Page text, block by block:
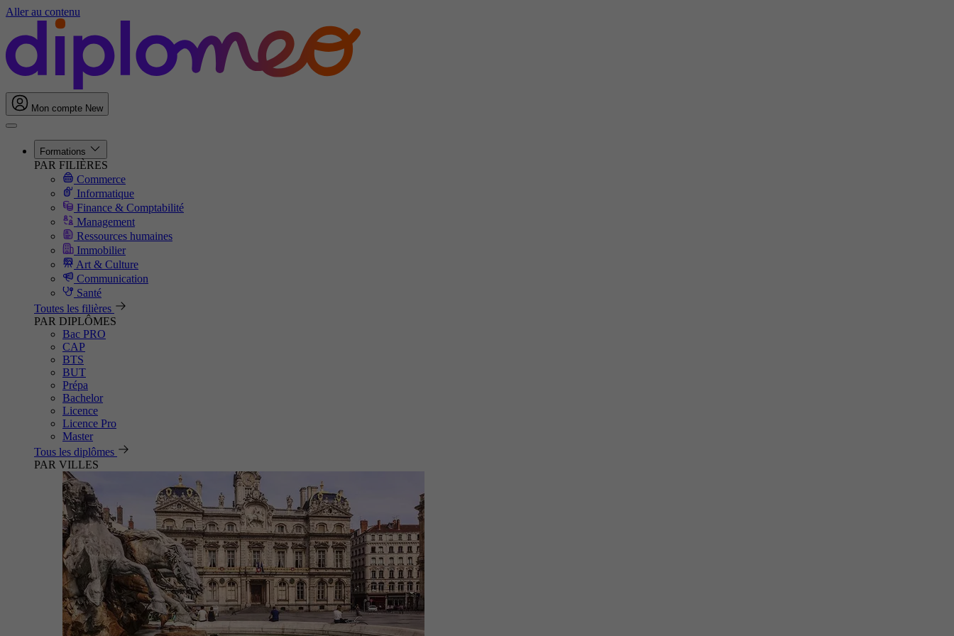
Aller au contenu
Mon compte New
Formations
PAR FILIÈRES
Commerce
Informatique
Finance & Comptabilité
Management
Ressources humaines
Immobilier
Art & Culture
Communication
Santé
Toutes les filières
PAR DIPLÔMES
Bac PRO
CAP
BTS
BUT
Prépa
Bachelor
Licence
Licence Pro
Master
Tous les diplômes
PAR VILLES